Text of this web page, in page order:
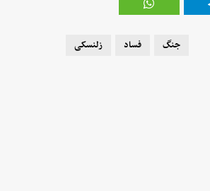
جنگ فساد زلنسکی